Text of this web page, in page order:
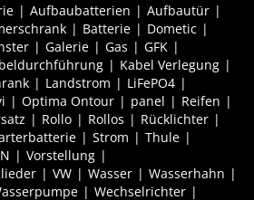
Aufbaubatterien
Aufbautür
Batterie
Dometic
Galerie Gas
GFK
Kabel Verlegung
Landstrom
LiFePO4
Optima Ontour panel
Reifen
Rollo Rollos
Rücklichter
Strom
Thule
Vorstellung
VW Wasser
Wasserhahn
Wechselrichter